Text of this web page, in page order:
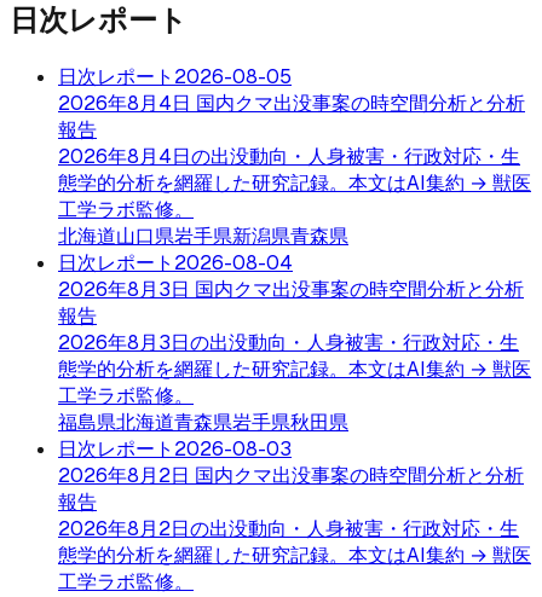
日次レポート
日次レポート 2026-08-05
2026年8月4日 国内クマ出没事案の時空間分析と分析
報告
2026年8月4日の出没動向・人身被害・行政対応・生
態学的分析を網羅した研究記録。本文はAI集約 → 獣医
工学ラボ監修。
北海道山口県岩手県新潟県青森県
日次レポート 2026-08-04
2026年8月3日 国内クマ出没事案の時空間分析と分析
報告
2026年8月3日の出没動向・人身被害・行政対応・生
態学的分析を網羅した研究記録。本文はAI集約 → 獣医
工学ラボ監修。
福島県北海道青森県岩手県秋田県
日次レポート 2026-08-03
2026年8月2日 国内クマ出没事案の時空間分析と分析
報告
2026年8月2日の出没動向・人身被害・行政対応・生
態学的分析を網羅した研究記録。本文はAI集約 → 獣医
工学ラボ監修。